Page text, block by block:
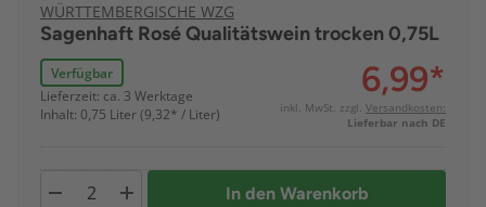
WÜRTTEMBERGISCHE WZG
Sagenhaft Rosé Qualitätswein trocken 0,75L
Verfügbar
Lieferzeit: ca. 3 Werktage
Inhalt: 0,75 Liter (9,32* / Liter)
6,99*
inkl. MwSt. zzgl. Versandkosten:
Lieferbar nach DE
In den Warenkorb